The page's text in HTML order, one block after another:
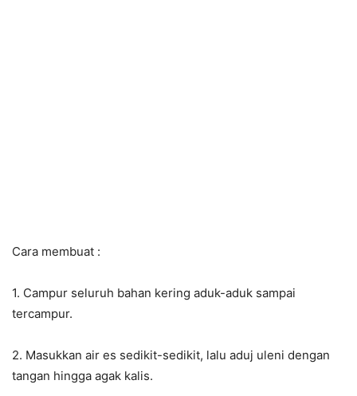
Cara membuat :
1. Campur seluruh bahan kering aduk-aduk sampai
tercampur.
2. Masukkan air es sedikit-sedikit, lalu aduj uleni dengan
tangan hingga agak kalis.